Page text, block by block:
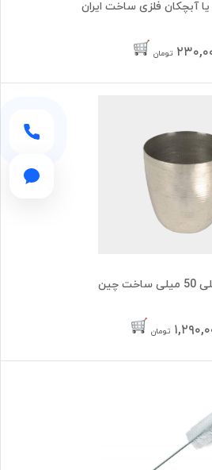
آبچکان فلزی ساخت ایران
تومان
چین
تومان